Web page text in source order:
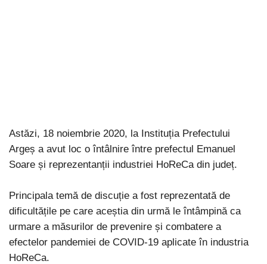
Astăzi, 18 noiembrie 2020, la Instituția Prefectului
Argeș a avut loc o întâlnire între prefectul Emanuel
Soare și reprezentanții industriei HoReCa din județ.
Principala temă de discuție a fost reprezentată de
dificultățile pe care aceștia din urmă le întâmpină ca
urmare a măsurilor de prevenire și combatere a
efectelor pandemiei de COVID-19 aplicate în industria
HoReCa.